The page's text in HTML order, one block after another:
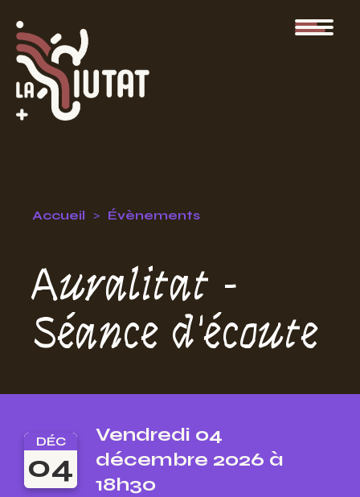
Accueil Évènements
Auralitat -
Séance d'écoute
DÉC
04
Vendredi 04
décembre 2026 à
18h30